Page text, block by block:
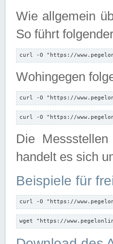
Wie allgemein
So führt
curl -O "https://
Wohingegen
curl -O "https://
curl -O "https://
Die
handelt es sich
Beispiele für
curl -O "https://
wget "https://